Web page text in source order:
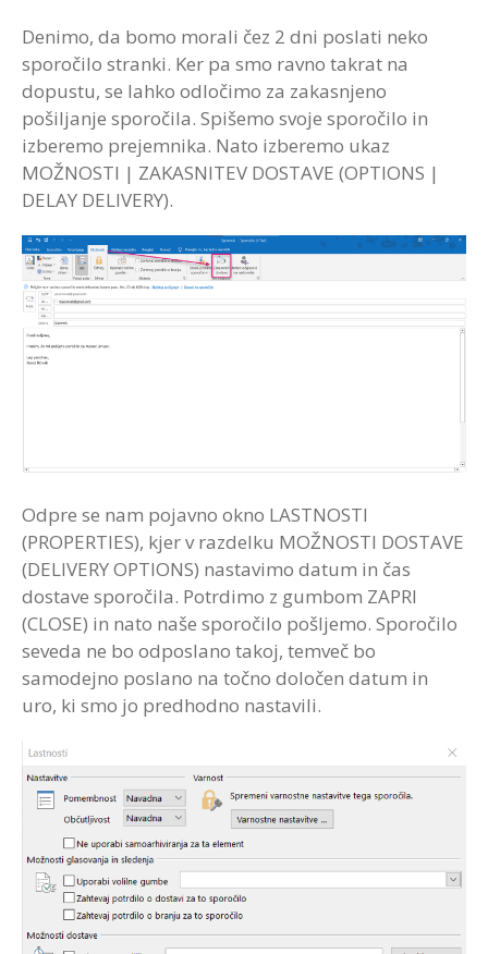
Denimo, da bomo morali čez 2 dni poslati neko
sporočilo stranki. Ker pa smo ravno takrat na
dopustu, se lahko odločimo za zakasnjeno
pošiljanje sporočila. Spišemo svoje sporočilo in
izberemo prejemnika. Nato izberemo ukaz
MOŽNOSTI | ZAKASNITEV DOSTAVE (OPTIONS |
DELAY DELIVERY).
Odpre se nam pojavno okno LASTNOSTI
(PROPERTIES), kjer v razdelku MOŽNOSTI DOSTAVE
(DELIVERY OPTIONS) nastavimo datum in čas
dostave sporočila. Potrdimo z gumbom ZAPRI
(CLOSE) in nato naše sporočilo pošljemo. Sporočilo
seveda ne bo odposlano takoj, temveč bo
samodejno poslano na točno določen datum in
uro, ki smo jo predhodno nastavili.